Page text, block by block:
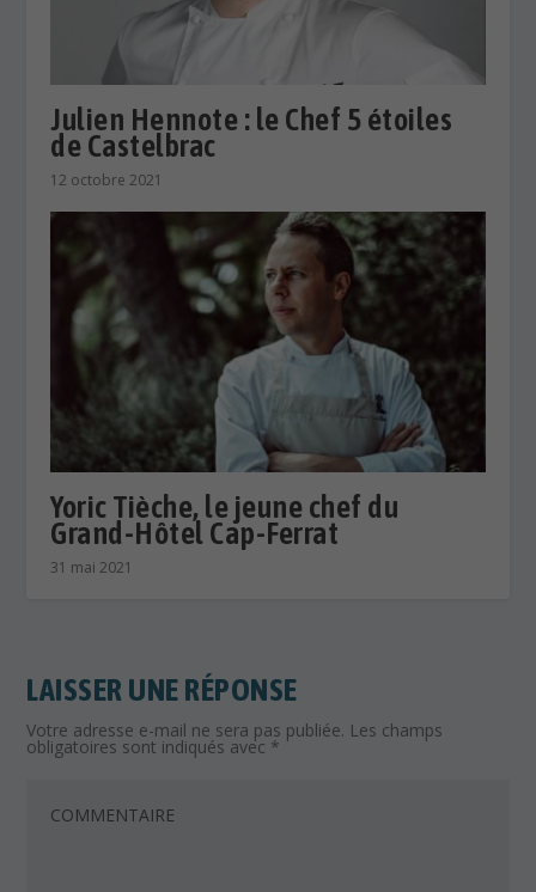
Julien Hennote : le Chef 5 étoiles
de Castelbrac
12 octobre 2021
Yoric Tièche, le jeune chef du
Grand-Hôtel Cap-Ferrat
31 mai 2021
LAISSER UNE RÉPONSE
Votre adresse e-mail ne sera pas publiée. Les champs
obligatoires sont indiqués avec *